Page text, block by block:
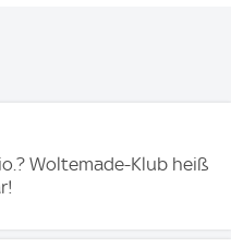
Woltemade-Klub heiß